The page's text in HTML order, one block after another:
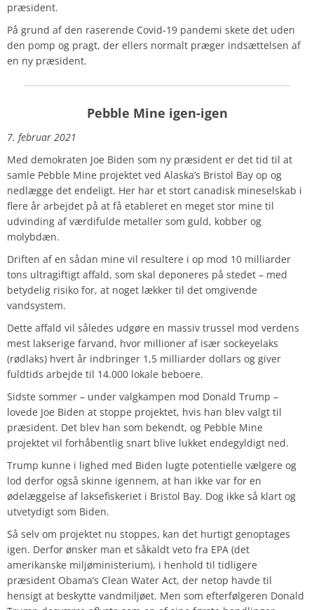
præsident.
På grund af den raserende Covid-19 pandemi skete det uden
den pomp og pragt, der ellers normalt præger indsættelsen af
en ny præsident.
Pebble Mine igen-igen
7. februar 2021
Med demokraten Joe Biden som ny præsident er det tid til at
samle Pebble Mine projektet ved Alaska’s Bristol Bay op og
nedlægge det endeligt. Her har et stort canadisk mineselskab i
flere år arbejdet på at få etableret en meget stor mine til
udvinding af værdifulde metaller som guld, kobber og
molybdæn.
Driften af en sådan mine vil resultere i op mod 10 milliarder
tons ultragiftigt affald, som skal deponeres på stedet – med
betydelig risiko for, at noget lækker til det omgivende
vandsystem.
Dette affald vil således udgøre en massiv trussel mod verdens
mest lakserige farvand, hvor millioner af især sockeyelaks
(rødlaks) hvert år indbringer 1,5 milliarder dollars og giver
fuldtids arbejde til 14.000 lokale beboere.
Sidste sommer – under valgkampen mod Donald Trump –
lovede Joe Biden at stoppe projektet, hvis han blev valgt til
præsident. Det blev han som bekendt, og Pebble Mine
projektet vil forhåbentlig snart blive lukket endegyldigt ned.
Trump kunne i lighed med Biden lugte potentielle vælgere og
lod derfor også skinne igennem, at han ikke var for en
ødelæggelse af laksefiskeriet i Bristol Bay. Dog ikke så klart og
utvetydigt som Biden.
Så selv om projektet nu stoppes, kan det hurtigt genoptages
igen. Derfor ønsker man et såkaldt veto fra EPA (det
amerikanske miljøministerium), i henhold til tidligere
præsident Obama’s Clean Water Act, der netop havde til
hensigt at beskytte vandmiljøet. Men som efterfølgeren Donald